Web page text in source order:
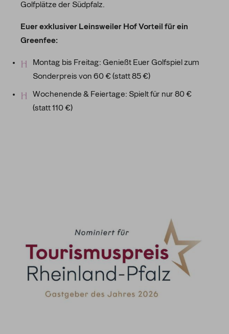
Golfplätze der Südpfalz.
Euer exklusiver Leinsweiler Hof Vorteil für ein
Greenfee:
Montag bis Freitag: Genießt Euer Golfspiel zum
Sonderpreis von 60 € (statt 85 €)
Wochenende & Feiertage: Spielt für nur 80 €
(statt 110 €)